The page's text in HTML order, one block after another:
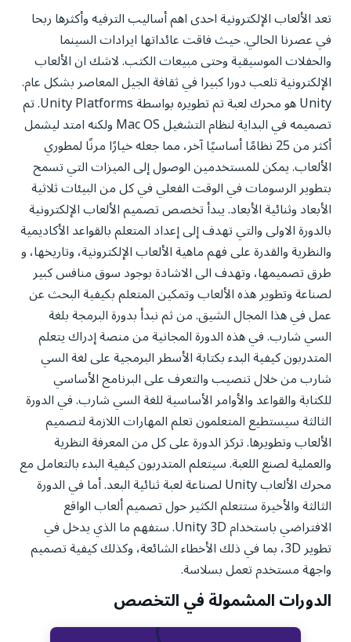
تعد الألعاب الإلكترونية احدى اهم أساليب الترفيه وأكثرها ربحا
في عصرنا الحالي. حيث فاقت عائداتها ايرادات السينما
والحفلات الموسيقية وحتى مبيعات الكتب. لاشك ان الألعاب
الإلكترونية تلعب دورا كبيرا في ثقافة الجيل المعاصر بشكل عام.
Unity هو محرك لعبة تم تطويره بواسطة Unity Platforms. تم
تصميمه في البداية لنظام التشغيل Mac OS ولكنه امتد ليشمل
أكثر من 25 نظامًا أساسيًا آخر، مما جعله خيارًا مرنًا لمطوري
الألعاب. يمكن للمستخدمين الوصول إلى الميزات التي تسمح
بتطوير الرسومات في الوقت الفعلي في كل من البيئات ثلاثية
الأبعاد وثنائية الأبعاد. يبدأ تخصص تصميم الألعاب الإلكترونية
بالدورة الاولى والتي تهدف إلى إعداد المتعلم بالقواعد الأكاديمية
والنظرية والقدرة على فهم ماهية الألعاب الإلكترونية، وتاريخها، و
طرق تصميمها، وتهدف الى الاشادة بوجود سوق منافس كبير
لصناعة وتطوير هذه الألعاب وتمكين المتعلم بكيفية البحث عن
عمل في هذا المجال الشيق. من ثم نبدأ بدورة البرمجة بلغة
السي شارب. في هذه الدورة المجانية من منصة إدراك يتعلم
المتدربون كيفية البدء بكتابة الأسطر البرمجية على لغة السي
شارب من خلال تنصيب والتعرف على البرنامج الأساسي
للكتابة والقواعد والأوامر الأساسية للغة السي شارب. في الدورة
الثالثة سيستطيع المتعلمون تعلم المهارات اللازمة لتصميم
الألعاب وتطويرها. تركز الدورة على كل من المعرفة النظرية
والعملية لصنع اللعبة. سيتعلم المتدربون كيفية البدء بالتعامل مع
محرك الألعاب Unity لصناعة لعبة ثنائية البعد. أما في الدورة
الثالثة والأخيرة ستتعلم الكثير حول تصميم ألعاب الواقع
الافتراضي باستخدام Unity 3D. ستفهم ما الذي يدخل في
تطوير 3D، بما في ذلك الأخطاء الشائعة، وكذلك كيفية تصميم
واجهة مستخدم تعمل بسلاسة.
الدورات المشمولة في التخصص